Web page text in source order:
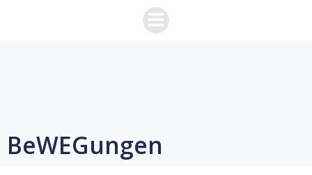
Zum
Inhalt
BeWEGungen